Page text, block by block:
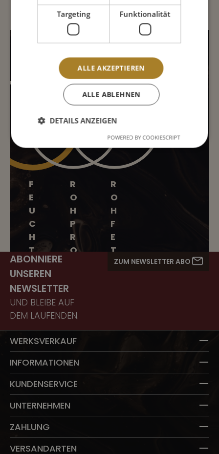
INHALTSSTOFFE
72%
F
E
U
C
H
T
I
G
K
EI
T
15%
R
O
H
P
R
O
5%
R
O
H
F
E
T
T
ABONNIERE
UNSEREN
NEWSLETTER
UND BLEIBE AUF
DEM LAUFENDEN.
ZUM NEWSLETTER ABO
WERKSVERKAUF
INFORMATIONEN
KUNDENSERVICE
UNTERNEHMEN
ZAHLUNG
VERSANDARTEN
Targeting Funktionalität
ALLE AKZEPTIEREN
ALLE ABLEHNEN
DETAILS ANZEIGEN
POWERED BY COOKIESCRIPT